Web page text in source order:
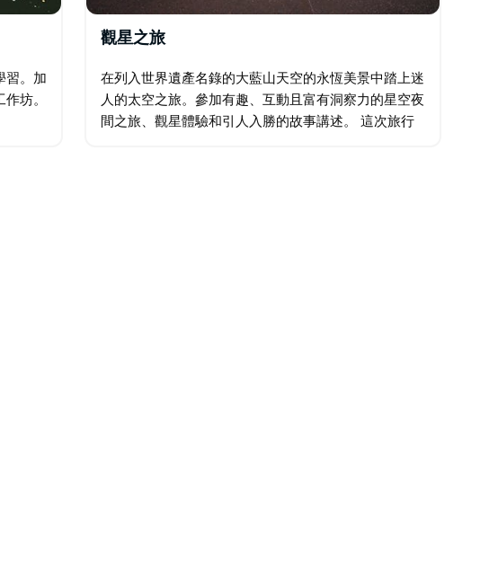
習。加
坊。
觀星之旅
在列入世界遺產名錄的大藍山天空的永恆美景中踏上迷
人的太空之旅。參加有趣、互動且富有洞察力的星空夜
間之旅、觀星體驗和引人入勝的故事講述。 這次旅行